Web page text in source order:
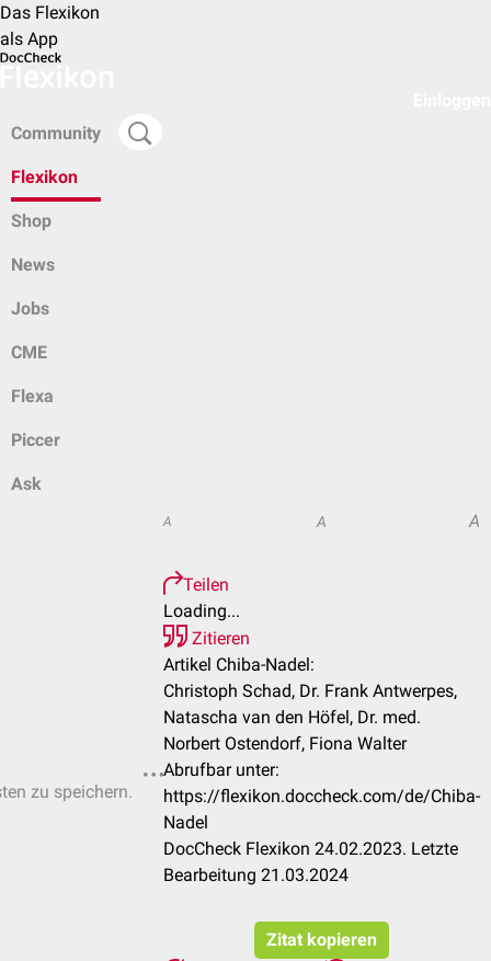
Das Flexikon
als App
Community
Flexikon
Shop
News
Jobs
CME
Flexa
Piccer
Ask
zu speichern.
A A A
Teilen
Loading...
Zitieren
Artikel Chiba-Nadel:
Christoph Schad, Dr. Frank Antwerpes,
Natascha van den Höfel, Dr. med.
Norbert Ostendorf, Fiona Walter
Abrufbar unter:
https://flexikon.doccheck.com/de/Chiba-
Nadel
DocCheck Flexikon 24.02.2023. Letzte
Bearbeitung 21.03.2024
Zitat kopieren